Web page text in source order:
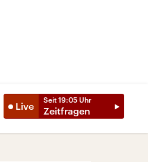
Live
Seit 19:05 Uhr
Zeitfragen